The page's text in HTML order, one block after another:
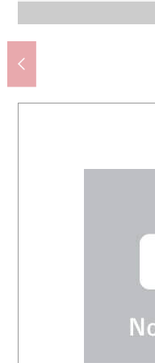
含
云雀之
Olympic
Inageya 成城石
7-Eleven保
全家便利店
COCOKARA东久留米
东久留米市